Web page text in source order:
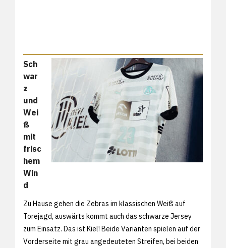
Sch
war
z
und
Wei
ß
mit
frisc
hem
Win
d
Zu Hause gehen die Zebras im klassischen Weiß auf
Torejagd, auswärts kommt auch das schwarze Jersey
zum Einsatz. Das ist Kiel! Beide Varianten spielen auf der
Vorderseite mit grau angedeuteten Streifen, bei beiden